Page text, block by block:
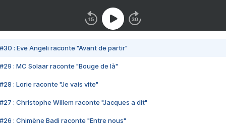
#30 : Eve Angeli raconte "Avant de partir"
#29 : MC Solaar raconte "Bouge de là"
#28 : Lorie raconte "Je vais vite"
#27 : Christophe Willem raconte "Jacques a dit"
#26 : Chimène Badi raconte "Entre nous"